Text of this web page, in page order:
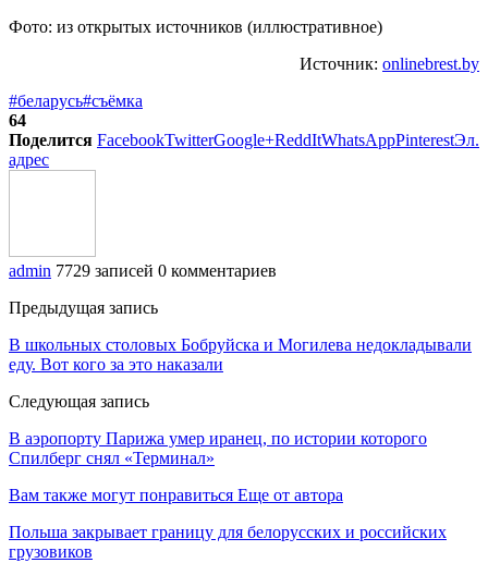
Фото: из открытых источников (иллюстративное)
Источник: onlinebrest.by
#беларусь#съёмка
64
Поделится FacebookTwitterGoogle+ReddItWhatsAppPinterestЭл.
адрес
admin 7729 записей 0 комментариев
Предыдущая запись
В школьных столовых Бобруйска и Могилева недокладывали
еду. Вот кого за это наказали
Следующая запись
В аэропорту Парижа умер иранец, по истории которого
Спилберг снял «Терминал»
Вам также могут понравиться Еще от автора
Польша закрывает границу для белорусских и российских
грузовиков